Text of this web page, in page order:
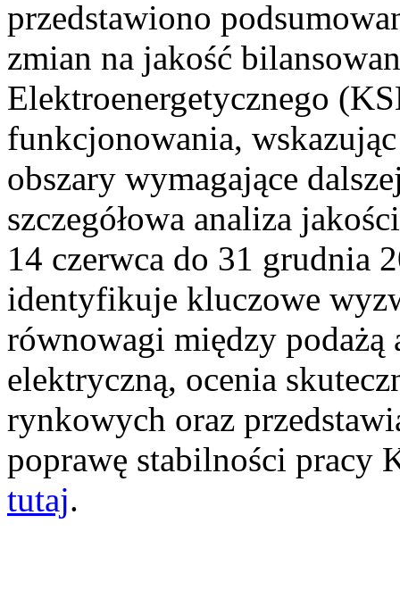
przedstawiono
zmian na jakość
Elektroenergetycznego
funkcjonowania,
obszary wymagające
szczegółowa analiza
14 czerwca do 31 grudnia
identyfikuje kluczowe
równowagi między podażą
elektryczną, ocenia
rynkowych oraz
poprawę stabilności pracy
tutaj.